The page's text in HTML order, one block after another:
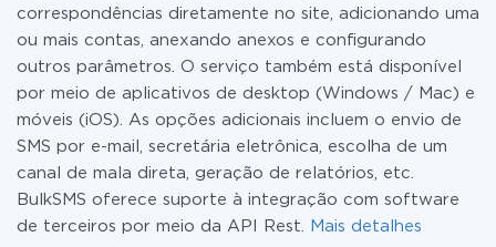
correspondências diretamente no site, adicionando uma
ou mais contas, anexando anexos e configurando
outros parâmetros. O serviço também está disponível
por meio de aplicativos de desktop (Windows / Mac) e
móveis (iOS). As opções adicionais incluem o envio de
SMS por e-mail, secretária eletrônica, escolha de um
canal de mala direta, geração de relatórios, etc.
BulkSMS oferece suporte à integração com software
de terceiros por meio da API Rest.
Mais detalhes